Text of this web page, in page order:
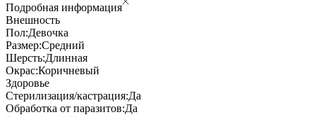
Подробная информация
Внешность
Пол:Девочка
Размер:Средний
Шерсть:Длинная
Окрас:Коричневый
Здоровье
Стерилизация/кастрация:Да
Обработка от паразитов:Да